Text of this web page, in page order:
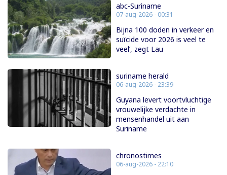
abc-Suriname
07-aug-2026 - 00:31
Bijna 100 doden in verkeer en
suïcide voor 2026 is veel te
veel’, zegt Lau
suriname herald
06-aug-2026 - 23:39
Guyana levert voortvluchtige
vrouwelijke verdachte in
mensenhandel uit aan
Suriname
chronostimes
06-aug-2026 - 22:10